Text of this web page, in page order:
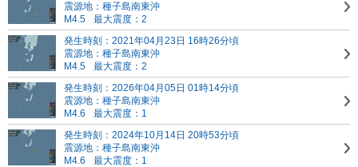
震源地：種子島南東沖
M4.5
最大震度：2
発生時刻：2021年04月23日 16時26分頃
震源地：種子島南東沖
M4.5
最大震度：2
発生時刻：2026年04月05日 01時14分頃
震源地：種子島南東沖
M4.6
最大震度：1
発生時刻：2024年10月14日 20時53分頃
震源地：種子島南東沖
M4.6
最大震度：1